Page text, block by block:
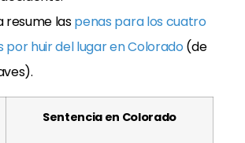
resume laspenas para los cuatro
por huir del lugar en Colorado (de
Sentencia en Colorado